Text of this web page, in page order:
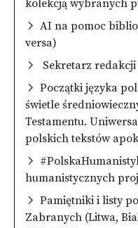
kolekcją wybranych
AI na pomoc
versa)
Sekretarz
Początki języka
świetle
Testamentu.
polskich tekstów
humanistycznych
Pamiętniki i listy
Zabranych (Litwa,